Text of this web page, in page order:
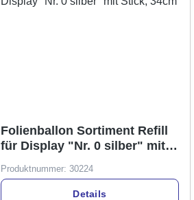
Folienballon Sortiment Refill
für Display "Nr. 0 silber" mit
Produktnummer: 30224
Details